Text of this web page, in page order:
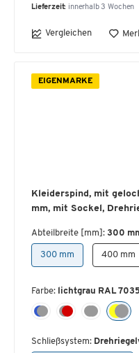
Lieferzeit: innerhalb 3 Wochen
Vergleichen
EIGENMARKE
Kleiderspind, mit
mm, mit Sockel,
Abteilbreite [mm]: 300
300 mm 400 mm
Farbe: lichtgrau RAL
Schließsystem: